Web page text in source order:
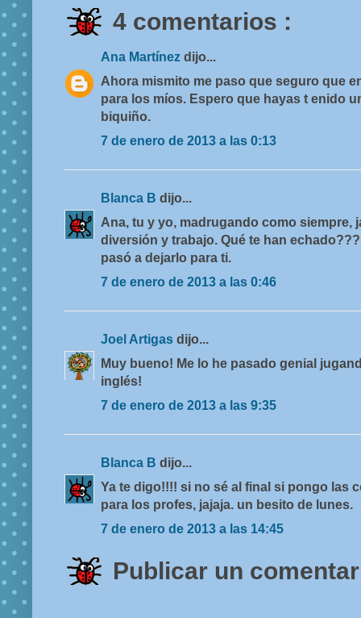
4 comentarios :
Ana Martínez dijo...
Ahora mismito me paso que seguro que
para los míos. Espero que hayas t enido
biquiño.
7 de enero de 2013 a las 0:13
Blanca B dijo...
Ana, tu y yo, madrugando como siempre,
diversión y trabajo. Qué te han
pasó a dejarlo para ti.
7 de enero de 2013 a las 0:46
Joel Artigas dijo...
Muy bueno! Me lo he pasado genial
inglés!
7 de enero de 2013 a las 9:35
Blanca B dijo...
Ya te digo!!!! si no sé al final si pongo las
para los profes, jajaja. un besito de lunes.
7 de enero de 2013 a las 14:45
Publicar un